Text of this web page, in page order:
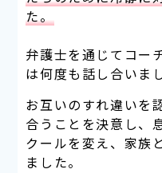
た。
弁護士を通じてコー
は何度も話し合いま
お互いのすれ違いを
合うことを決意し、
クールを変え、家族
ました。